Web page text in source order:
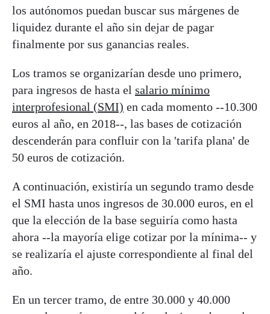
los autónomos puedan buscar sus márgenes de
liquidez durante el año sin dejar de pagar
finalmente por sus ganancias reales.
Los tramos se organizarían desde uno primero,
para ingresos de hasta el salario mínimo
interprofesional (SMI) en cada momento --10.300
euros al año, en 2018--, las bases de cotización
descenderán para confluir con la 'tarifa plana' de
50 euros de cotización.
A continuación, existiría un segundo tramo desde
el SMI hasta unos ingresos de 30.000 euros, en el
que la elección de la base seguiría como hasta
ahora --la mayoría elige cotizar por la mínima-- y
se realizaría el ajuste correspondiente al final del
año.
En un tercer tramo, de entre 30.000 y 40.000